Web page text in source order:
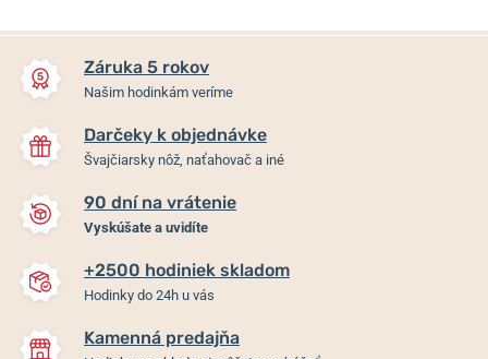
Záruka 5 rokov
Našim hodinkám veríme
Darčeky k objednávke
Švajčiarsky nôž, naťahovač a iné
90 dní na vrátenie
Vyskúšate a uvidíte
+2500 hodiniek skladom
Hodinky do 24h u vás
Kamenná predajňa